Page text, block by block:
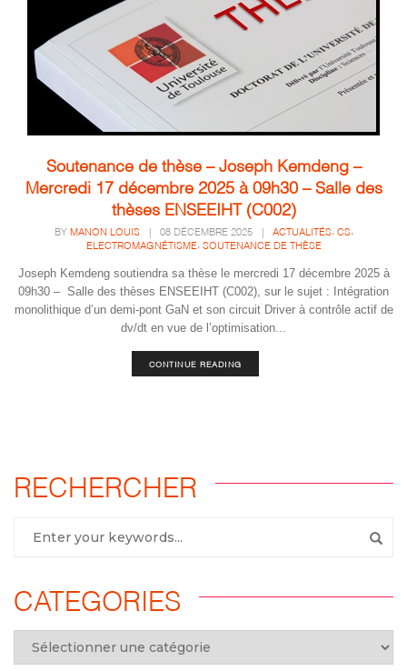
Soutenance de thèse – Joseph Kemdeng –
Mercredi 17 décembre 2025 à 09h30 – Salle des
thèses ENSEEIHT (C002)
BY MANON LOUIS 08 DÉCEMBRE 2025 ACTUALITÉS, CS,
ELECTROMAGNÉTISME, SOUTENANCE DE THÈSE
Joseph Kemdeng soutiendra sa thèse le mercredi 17 décembre 2025 à
09h30 – Salle des thèses ENSEEIHT (C002), sur le sujet : Intégration
monolithique d’un demi-pont GaN et son circuit Driver à contrôle actif de
dv/dt en vue de l’optimisation...
CONTINUE READING
RECHERCHER
CATEGORIES